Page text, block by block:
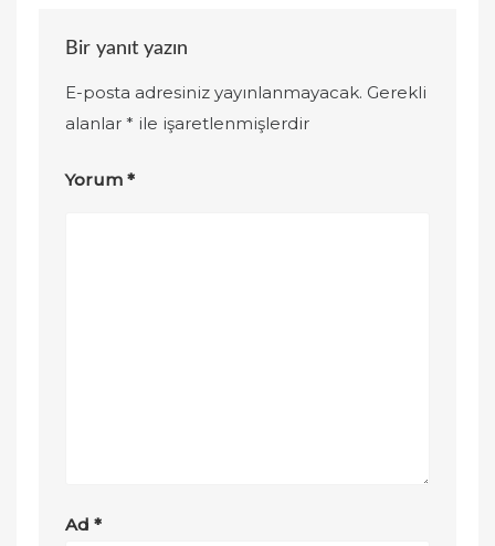
Bir yanıt yazın
E-posta adresiniz yayınlanmayacak. Gerekli
alanlar* ile işaretlenmişlerdir
Yorum*
Ad*